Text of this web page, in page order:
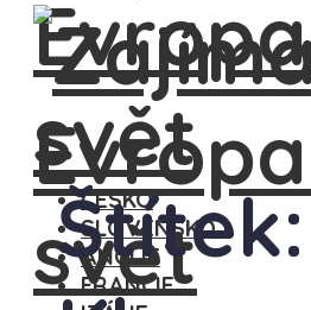
ČESKO
SLOVENSKO
ANGLIE
FRANCIE
Štítek: